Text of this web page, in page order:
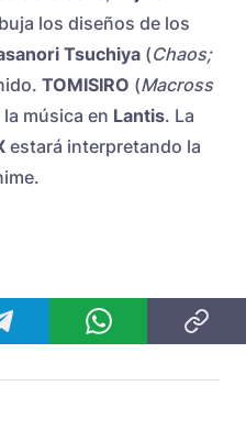
los diseños de los
Tsuchiya (Chaos;
TOMISIRO (Macross
música en Lantis. La
estará interpretando la